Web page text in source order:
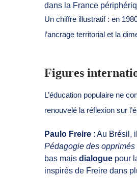
dans la France
Un chiffre illustratif : en
l’ancrage territorial et la
Figures
L’éducation populaire ne
renouvelé la réflexion sur
Paulo Freire : Au Brésil,
Pédagogie des opprimés
bas mais dialogue pour
inspirés de Freire dans